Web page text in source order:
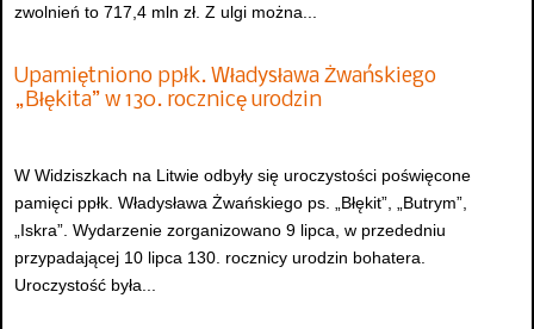
zwolnień to 717,4 mln zł. Z ulgi można...
Upamiętniono ppłk. Władysława Żwańskiego
„Błękita” w 130. rocznicę urodzin
W Widziszkach na Litwie odbyły się uroczystości poświęcone
pamięci ppłk. Władysława Żwańskiego ps. „Błękit”, „Butrym”,
„Iskra”. Wydarzenie zorganizowano 9 lipca, w przededniu
przypadającej 10 lipca 130. rocznicy urodzin bohatera.
Uroczystość była...